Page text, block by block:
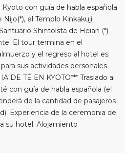
con guía de habla española
el Templo Kinkakuji
Shintoísta de Heian (*)
El tour termina en el
y el regreso al hotel es
sus actividades personales
DE TÉ EN KYOTO*** Traslado al
con guía de habla española (el
de la cantidad de pasajeros
Experiencia de la ceremonia de
su hotel. Alojamiento